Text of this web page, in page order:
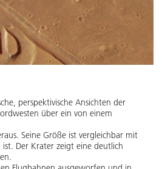
perspektivische Ansichten der
über ein von einem
Seine Größe ist vergleichbar mit
Der Krater zeigt eine deutlich